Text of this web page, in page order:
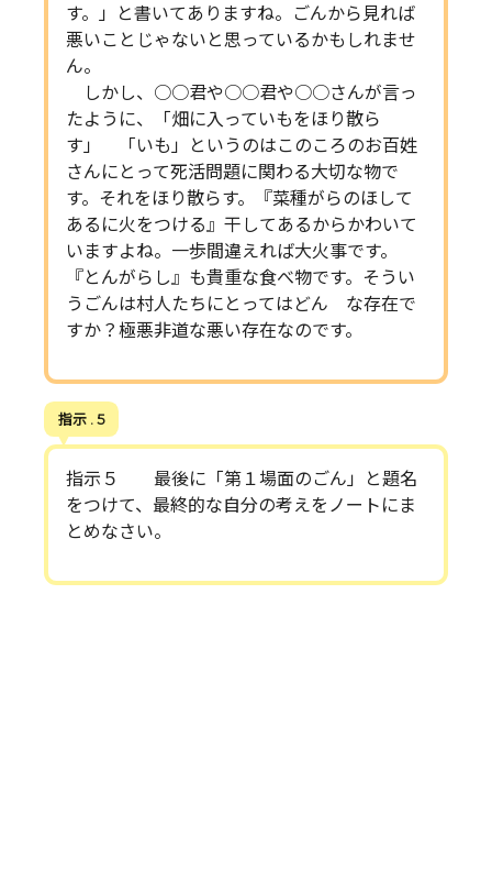
す。」と書いてありますね。ごんから見れば
悪いことじゃないと思っているかもしれませ
ん。
しかし、○○君や○○君や○○さんが言っ
たように、「畑に入っていもをほり散ら
す」 「いも」というのはこのころのお百姓
さんにとって死活問題に関わる大切な物で
す。それをほり散らす。『菜種がらのほして
あるに火をつける』干してあるからかわいて
いますよね。一歩間違えれば大火事です。
『とんがらし』も貴重な食べ物です。そうい
うごんは村人たちにとってはどん な存在で
すか？極悪非道な悪い存在なのです。
指示 . 5
指示５ 最後に「第１場面のごん」と題名
をつけて、最終的な自分の考えをノートにま
とめなさい。